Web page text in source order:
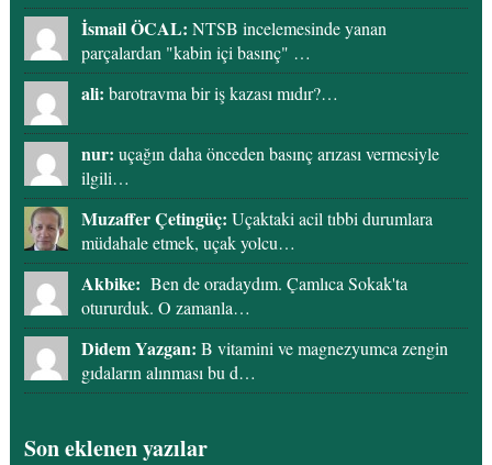
İsmail ÖCAL: NTSB incelemesinde yanan
parçalardan "kabin içi basınç" …
ali: barotravma bir iş kazası mıdır?…
nur: uçağın daha önceden basınç arızası vermesiyle
ilgili…
Muzaffer Çetingüç: Uçaktaki acil tıbbi durumlara
müdahale etmek, uçak yolcu…
Akbike: Ben de oradaydım. Çamlıca Sokak'ta
otururduk. O zamanla…
Didem Yazgan: B vitamini ve magnezyumca zengin
gıdaların alınması bu d…
Son eklenen yazılar